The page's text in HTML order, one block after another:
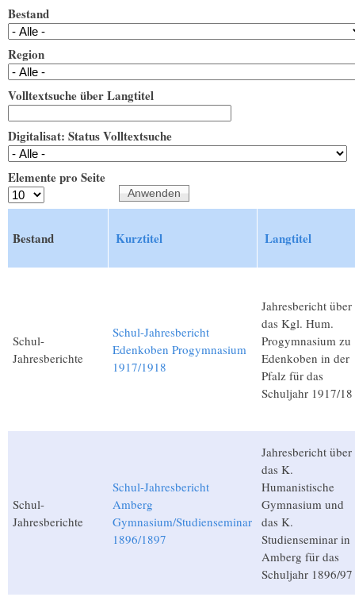
Bestand
Region
Volltextsuche über Langtitel
Digitalisat: Status Volltextsuche
Elemente pro Seite
Bestand Kurztitel Langtitel
Schul-
Jahresberichte
Schul-Jahresbericht
Edenkoben Progymnasium
1917/1918
Jahresbericht über
das Kgl. Hum.
Progymnasium zu
Edenkoben in der
Pfalz für das
Schuljahr 1917/18
Schul-
Jahresberichte
Schul-Jahresbericht
Amberg
Gymnasium/Studienseminar
1896/1897
Jahresbericht über
das K.
Humanistische
Gymnasium und
das K.
Studienseminar in
Amberg für das
Schuljahr 1896/97